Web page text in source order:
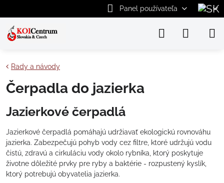
Panel používateľa
Rady a návody
Čerpadla do jazierka
Jazierkové čerpadlá
Jazierkové čerpadlá pomáhajú udržiavať ekologickú rovnováhu
jazierka. Zabezpečujú pohyb vody cez filtre, ktoré udržujú vodu
čistú, zdravú a cirkuláciu vody okolo rybníka, ktorý poskytuje
životne dôležité prvky pre ryby a baktérie - rozpustený kyslík,
ktorý potrebujú obyvatelia jazierka.